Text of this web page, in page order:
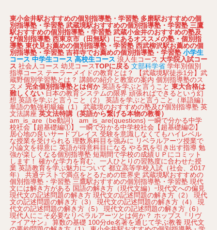
東小金井駅おすすめの個別指導塾・学習塾 多磨駅おすすめの個
別指導塾・学習塾 武蔵境駅おすすめの個別指導塾・学習塾 三鷹
駅おすすめの個別指導塾・学習塾 武蔵小金井のおすすめの塾及
び個別指導塾 西東京市（田無駅）にあるオススメの塾・個別指
導塾 東伏見お薦めの個別指導塾・学習塾 西武柳沢駅お薦めの個
別指導塾・学習塾 吉祥寺でお薦めの個別指導塾・学習塾 小学生
コース 中学生コース 高校生コース 浪人生コース 大学院入試コー
ス 社会人コース 幼児コースTOPに戻る 文部科学省 学年別個別
指導コース テーラーメイドの教育とは？
【武蔵境駅徒歩1分】武
蔵野個別学習塾とは？ 講師の紹介と教室の案内 個別指導塾のス
スメ 完全個別指導塾とは何か 英語を学ぶと言うこと 東大合格は
難しくない 日本の教育システムの限界 頑張ればできるという幻
想 英語を学ぶと言うこと（2）
英語を学ぶと言うこと（単語編）
単語の勉強初級編（1）
武蔵境のおすすめの塾及び個別指導塾 英
文法講座 英文法特講（英語から繋げる本物の教養）
am_is_are（be動詞）
am_is_are(questions) 一瞬で分かる中学
校社会【超基礎編①】
一瞬で分かる中学校社会【超基礎編②】
居心地の良いサードプレイス 受験を意識しなくてもハイレベル
な授業を受けられる 理数系科目を強みに リベラルアーツ授業で
小論文を得意に 英語が得意科目になる やる気を引き出す指導 勉
強が楽しくなる個別指導塾 短期間で学校の成績ＵＰにコミット
します！
確かな学力を育む、一人ひとりの習熟度に合わせた授
業 英語教育を学ぶ魅力について 都立高等学校入試（社会、2017
年）
共通テストで満点をとるための世界史 武蔵境駅おすすめの
個別指導塾・学習塾 三鷹駅おすすめの個別指導塾・学習塾 現代
文には解き方がある 国語の解き方（現代文編）ｰ現代文への偏見
現代文の記述問題の解き方 現代文の記述問題の解き方（2）
現代
文の記述問題の解き方（3）
現代文の記述問題の解き方（4）
現
代文の記述問題の解き方（5）
現代文の記述問題の解き方（6）
現代人にこそ必要なリベラルアーツとは何か？ ホッブス『リヴ
ァイアサン』
算数の基礎 100分de名著を通じて学ぶ教養 現代文